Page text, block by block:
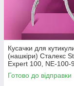
Кусачки для
(нашкіри) Сталекс
Expert 100, NE-100-9
Готово до відправки